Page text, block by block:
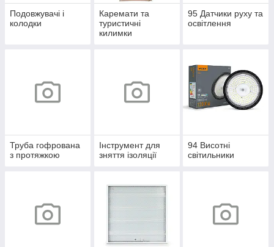
Подовжувачі і
колодки
Каремати та
туристичні
килимки
95 Датчики руху та
освітлення
Труба гофрована
з протяжкою
Інструмент для
зняття ізоляції
94 Висотні
світильники